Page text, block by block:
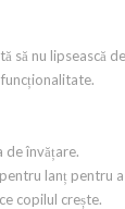
să nu lipsească
învățare.
lanț pentru
copilul crește.